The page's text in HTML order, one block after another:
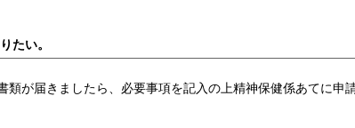
たい。
が届きましたら、必要事項を記入の上精神保健係あてに申